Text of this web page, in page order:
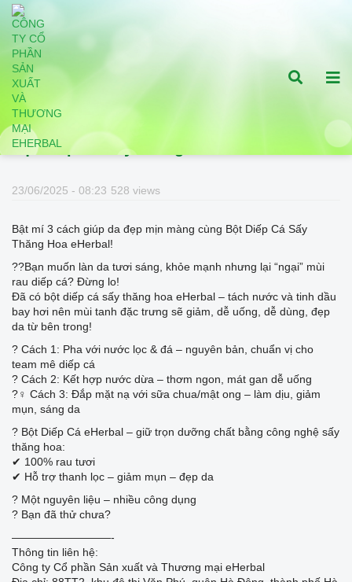
Bật mí 3 cách giúp da đẹp mịn màng cùng
Bột Diếp Cá Sấy Thăng Hoa eHerbal!
23/06/2025 - 08:23 528 views
Bật mí 3 cách giúp da đẹp mịn màng cùng Bột Diếp Cá Sấy
Thăng Hoa eHerbal!
??Bạn muốn làn da tươi sáng, khỏe mạnh nhưng lại “ngại” mùi
rau diếp cá? Đừng lo!
Đã có bột diếp cá sấy thăng hoa eHerbal – tách nước và tinh dầu
bay hơi nên mùi tanh đặc trưng sẽ giảm, dễ uống, dễ dùng, đẹp
da từ bên trong!
? Cách 1: Pha với nước lọc & đá – nguyên bản, chuẩn vị cho
team mê diếp cá
? Cách 2: Kết hợp nước dừa – thơm ngon, mát gan dễ uống
?‍♀️ Cách 3: Đắp mặt nạ với sữa chua/mật ong – làm dịu, giảm
mụn, sáng da
? Bột Diếp Cá eHerbal – giữ trọn dưỡng chất bằng công nghệ sấy
thăng hoa:
✔ 100% rau tươi
✔ Hỗ trợ thanh lọc – giảm mụn – đẹp da
? Một nguyên liệu – nhiều công dụng
? Bạn đã thử chưa?
—————————-
Thông tin liên hệ:
Công ty Cổ phần Sản xuất và Thương mại eHerbal